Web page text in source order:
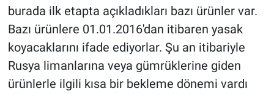
burada ilk etapta açıkladıkları bazı ürünler var.
Bazı ürünlere 01.01.2016'dan itibaren yasak
koyacaklarını ifade ediyorlar. Şu an itibariyle
Rusya limanlarına veya gümrüklerine giden
ürünlerle ilgili kısa bir bekleme dönemi vardı